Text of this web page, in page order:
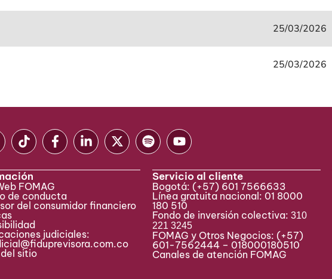
25/03/2026
25/03/2026
FOMAG
de conducta
del consumidor financiero
judiciales:
sitio
Servicio al cliente
Bogotá: (+57) 601 7566633
Línea gratuita nacional: 01 8000
180 510
Fondo de inversión colectiva: 310
221 3245
FOMAG y Otros Negocios: (+57)
601-7562444 – 018000180510
Canales de atención FOMAG